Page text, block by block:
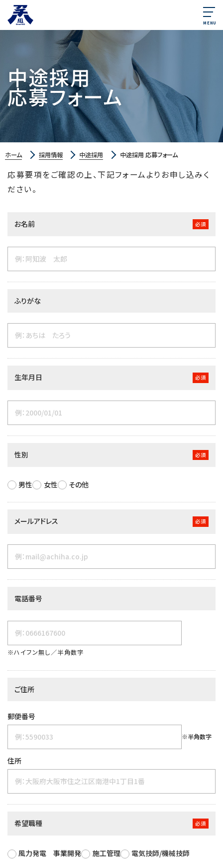
MENU
中途採用
応募フォーム
ホーム 採用情報 中途採用 中途採用 応募フォーム
応募要項をご確認の上、下記フォームよりお申し込みく
ださい。
お名前 必須
ふりがな
生年月日 必須
性別 必須
男性 女性 その他
メールアドレス 必須
電話番号
※ハイフン無し／半角数字
ご住所
郵便番号
※半角数字
住所
希望職種 必須
風力発電 事業開発 施工管理
電気技師/機械技師